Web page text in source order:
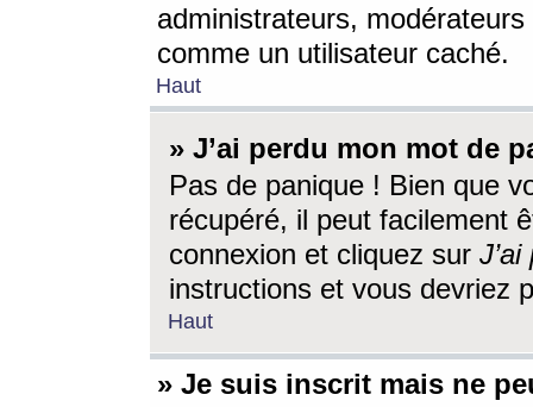
administrateurs,
comme un utilisateur caché.
Haut
» J’ai perdu mon mot de
Pas de panique ! Bien que
récupéré, il peut facilement
connexion et cliquez sur
instructions et vous devriez
Haut
» Je suis inscrit mais ne